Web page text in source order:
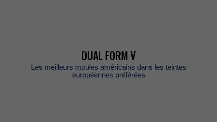
DUALFORMV
Lesmeilleursmoulesaméricainsdanslesteintes
européennespréférées